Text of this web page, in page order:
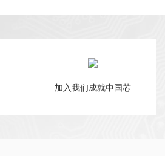
加入我们成就中国芯